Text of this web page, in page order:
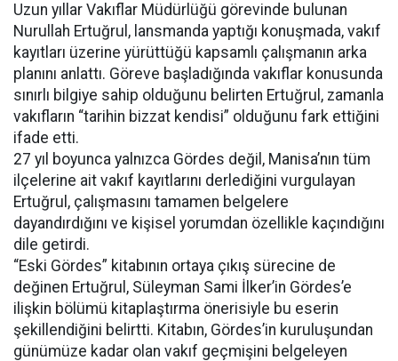
Uzun yıllar Vakıflar Müdürlüğü görevinde bulunan
Nurullah Ertuğrul, lansmanda yaptığı konuşmada, vakıf
kayıtları üzerine yürüttüğü kapsamlı çalışmanın arka
planını anlattı. Göreve başladığında vakıflar konusunda
sınırlı bilgiye sahip olduğunu belirten Ertuğrul, zamanla
vakıfların “tarihin bizzat kendisi” olduğunu fark ettiğini
ifade etti.
27 yıl boyunca yalnızca Gördes değil, Manisa’nın tüm
ilçelerine ait vakıf kayıtlarını derlediğini vurgulayan
Ertuğrul, çalışmasını tamamen belgelere
dayandırdığını ve kişisel yorumdan özellikle kaçındığını
dile getirdi.
“Eski Gördes” kitabının ortaya çıkış sürecine de
değinen Ertuğrul, Süleyman Sami İlker’in Gördes’e
ilişkin bölümü kitaplaştırma önerisiyle bu eserin
şekillendiğini belirtti. Kitabın, Gördes’in kuruluşundan
günümüze kadar olan vakıf geçmişini belgeleyen